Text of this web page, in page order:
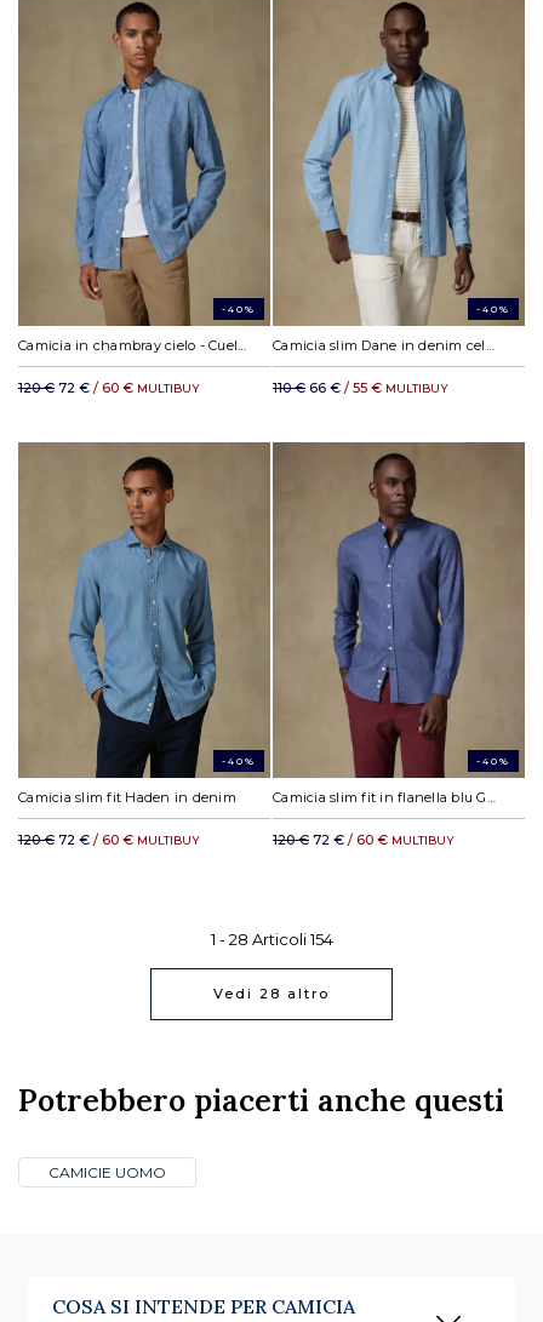
-40%
120 € 72 € / 60 € MULTIBUY
-40%
110 € 66 € / 55 € MULTIBUY
-40%
Camicia slim fit Haden in denim
120 € 72 € / 60 € MULTIBUY
-40%
Camicia slim fit in flanella blu Garett - Cotone riciclato - Coletto Coreana
120 € 72 € / 60 € MULTIBUY
1 -28 Articoli154
Vedi28 altro
Potrebbero piacerti anche questi
CAMICIE UOMO
COSA SI INTENDE PER CAMICIA